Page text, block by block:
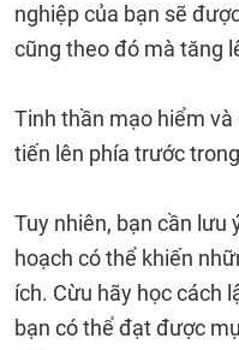
nghiệp của bạn sẽ
cũng theo đó mà tăng
Tinh thần mạo hiểm
tiến lên phía trước
Tuy nhiên, bạn cần lưu
hoạch có thể khiến
ích. Cừu hãy học cách
bạn có thể đạt được